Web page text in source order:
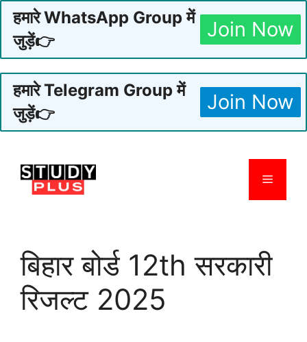
हमारे WhatsApp Group में
जुड़ें👉
Join Now
हमारे Telegram Group में
जुड़ें👉
Join Now
content
Menu
बिहार बोर्ड 12th सरकारी
रिजल्ट 2025